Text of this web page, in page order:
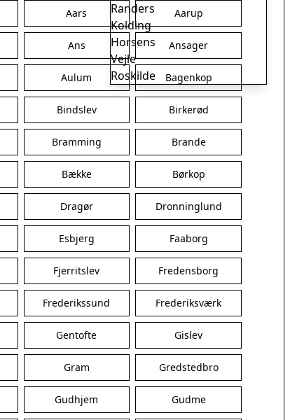
Randers
Kolding
Horsens
Vejle
Roskilde
Herning
Hørsholm
Næstved
Viborg
Holstebro
Slagelse
Sønderborg
Svendborg
Hjørring
Frederikshavn
Nørresundby
Haderslev
Aars Aarup
Ans Ansager
Aulum Bagenkop
Bindslev Birkerød
Bramming Brande
Bække Børkop
Dragør Dronninglund
Esbjerg Faaborg
Fjerritslev Fredensborg
Frederikssund Frederiksværk
Gentofte Gislev
Gram Gredstedbro
Gudhjem Gudme